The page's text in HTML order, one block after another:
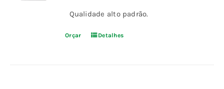
Qualidade alto padrão.
Orçar Detalhes